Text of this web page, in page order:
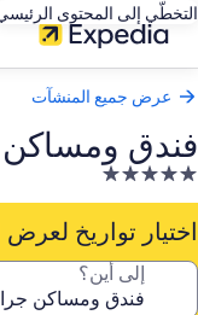
التخطّي إلى المحتوى
عرض جميع المنشآت
فندق ومساكن
منشأة
فندقية
مصنفة
5.0
اختيار تواريخ لعرض
إلى أين؟